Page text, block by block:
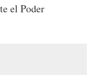
el Poder